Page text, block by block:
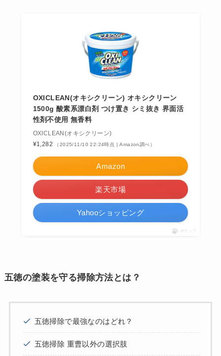
OXICLEAN(オキシクリーン) オキシクリーン
1500g 酸素系漂白剤 つけ置き シミ抜き 界面活
性剤不使用 無香料
OXICLEAN(オキシクリーン)
¥1,282
（2025/11/10 22:24時点 | Amazon調べ）
Amazon
楽天市場
Yahooショッピング
ポチップ
五徳の塗装を守る掃除方法とは？
五徳掃除で最強なのはどれ？
五徳掃除 重曹以外の選択肢